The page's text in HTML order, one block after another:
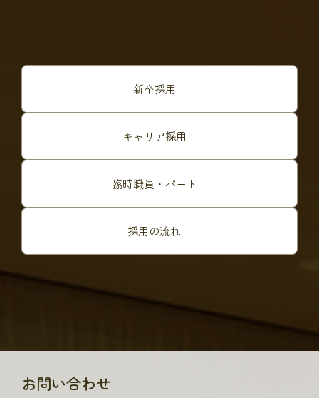
新卒採用
キャリア採用
臨時職員・パート
採用の流れ
お問い合わせ